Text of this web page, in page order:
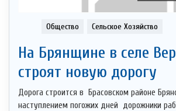
Общество Сельское Хозяйство
На Брянщине в селе
строят новую дорогу
Дорога строится в Брасовском районе
наступлением погожих дней дорожники